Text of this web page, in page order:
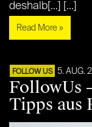
deshalb[...] [...]
Read More »
FOLLOW US 5. AUG.
FollowUs
Tipps aus